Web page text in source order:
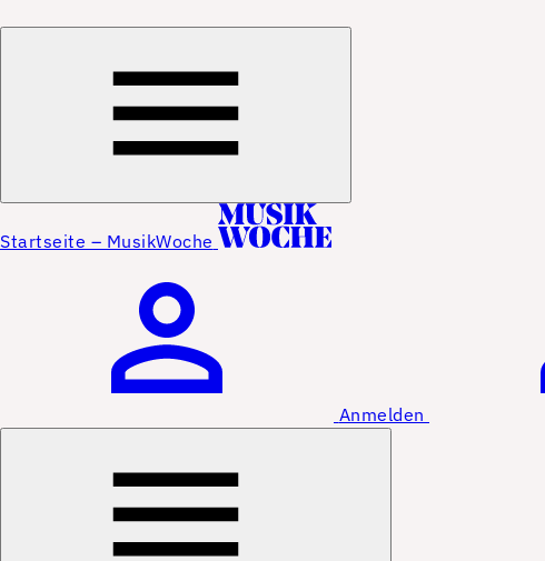
Startseite – MusikWoche
Anmelden